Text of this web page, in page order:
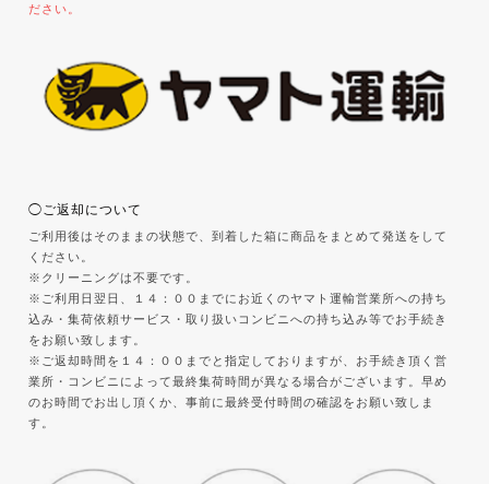
ださい。
◯ご返却について
ご利用後はそのままの状態で、到着した箱に商品をまとめて発送をして
ください。
※クリーニングは不要です。
※ご利用日翌日、１４：００までにお近くのヤマト運輸営業所への持ち
込み・集荷依頼サービス・取り扱いコンビニへの持ち込み等でお手続き
をお願い致します。
※ご返却時間を１４：００までと指定しておりますが、お手続き頂く営
業所・コンビニによって最終集荷時間が異なる場合がございます。早め
のお時間でお出し頂くか、事前に最終受付時間の確認をお願い致しま
す。